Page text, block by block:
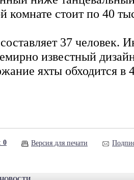
комнате стоит по 40
37 человек.
известный
яхты обходится в
0 Версия для печати